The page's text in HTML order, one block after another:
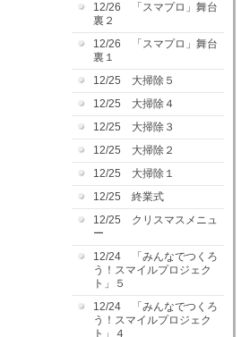
12/26 「スマプロ」舞台
裏２
12/26 「スマプロ」舞台
裏１
12/25 大掃除５
12/25 大掃除４
12/25 大掃除３
12/25 大掃除２
12/25 大掃除１
12/25 終業式
12/25 クリスマスメニュ
ー
12/24 「みんなでつくろ
う！スマイルプロジェク
ト」５
12/24 「みんなでつくろ
う！スマイルプロジェク
ト」４